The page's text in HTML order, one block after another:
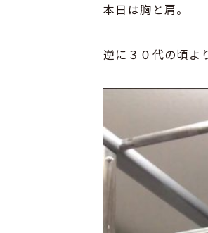
本日は胸と肩。
逆に３０代の頃よ